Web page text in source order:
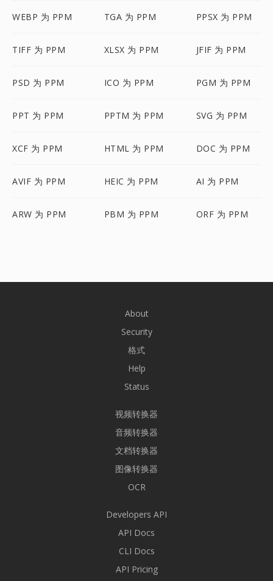
WEBP 为 PPM TGA 为 PPM PPSX 为 PPM
TIFF 为 PPM XLSX 为 PPM JFIF 为 PPM
PSD 为 PPM ICO 为 PPM PGM 为 PPM
PPT 为 PPM PPTM 为 PPM SVG 为 PPM
XCF 为 PPM HTML 为 PPM DOC 为 PPM
AVIF 为 PPM HEIC 为 PPM AI 为 PPM
ARW 为 PPM PBM 为 PPM ORF 为 PPM
About
Security
格式
Help
Status
视频转换器
音频转换器
文档转换器
图像转换器
OCR
Developers API
API Docs
CLI Docs
API Pricing